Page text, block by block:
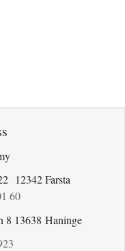
12342 Farsta
60
8 13638 Haninge